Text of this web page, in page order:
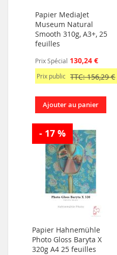
Papier MediaJet
Museum Natural
Smooth 310g, A3+, 25
feuilles
Prix Spécial 130,24 €
Prix public TTC: 156,29 €
Ajouter au panier
- 17 %
Papier Hahnemühle
Photo Gloss Baryta X
320g A4 25 feuilles